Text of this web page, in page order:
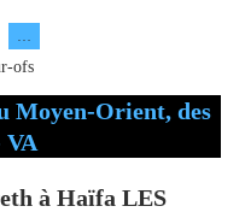
…
ofs
à Haïfa LES